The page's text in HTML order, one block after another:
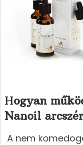
Hogyan
Nanoil
A nem